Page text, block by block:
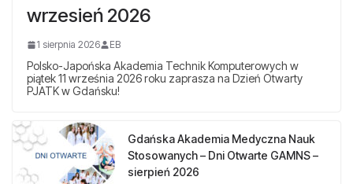
wrzesień 2026
1 sierpnia 2026 EB
Polsko-Japońska Akademia Technik Komputerowych w
piątek 11 września 2026 roku zaprasza na Dzień Otwarty
PJATK w Gdańsku!
Gdańska Akademia Medyczna Nauk
Stosowanych – Dni Otwarte GAMNS –
sierpień 2026